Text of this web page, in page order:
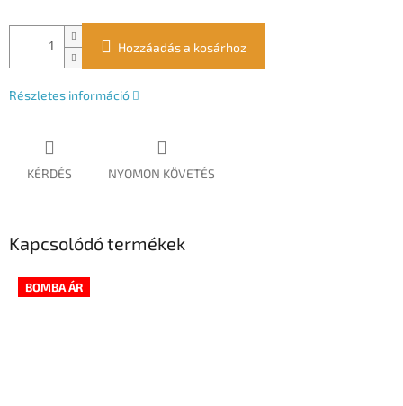
Hozzáadás a kosárhoz
Részletes információ
KÉRDÉS NYOMON KÖVETÉS
Kapcsolódó termékek
BOMBA ÁR